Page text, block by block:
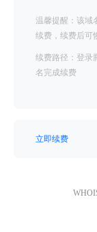
温馨提醒：该域
续费，续费后可
续费路径：登录
名完成续费
立即续费